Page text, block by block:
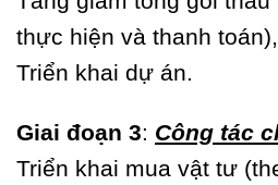
thực hiện và thanh toán),
Triển khai dự án.
Giai đoạn 3: Công tác
Triển khai mua vật tư